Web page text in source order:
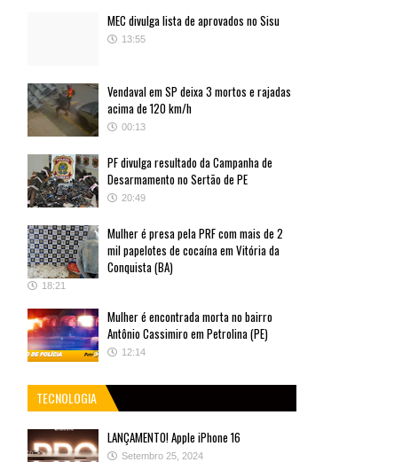
MEC divulga lista de aprovados no Sisu
13:55
Vendaval em SP deixa 3 mortos e rajadas
acima de 120 km/h
00:13
PF divulga resultado da Campanha de
Desarmamento no Sertão de PE
20:49
Mulher é presa pela PRF com mais de 2
mil papelotes de cocaína em Vitória da
Conquista (BA)
18:21
Mulher é encontrada morta no bairro
Antônio Cassimiro em Petrolina (PE)
12:14
TECNOLOGIA
LANÇAMENTO! Apple iPhone 16
Setembro 25, 2024